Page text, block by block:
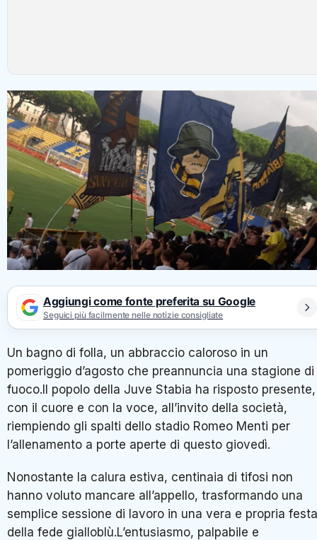
Aggiungi come fonte preferita su Google
Seguici più facilmente nelle notizie consigliate
Un bagno di folla, un abbraccio caloroso in un
pomeriggio d’agosto che preannuncia una stagione di
fuoco.Il popolo della Juve Stabia ha risposto presente,
con il cuore e con la voce, all’invito della società,
riempiendo gli spalti dello stadio Romeo Menti per
l’allenamento a porte aperte di questo giovedì.
Nonostante la calura estiva, centinaia di tifosi non
hanno voluto mancare all’appello, trasformando una
semplice sessione di lavoro in una vera e propria festa
della fede gialloblù.L’entusiasmo, palpabile e